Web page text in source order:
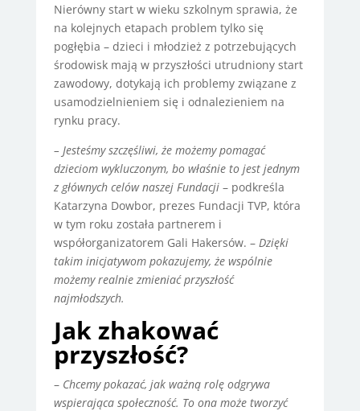
Nierówny start w wieku szkolnym sprawia, że
na kolejnych etapach problem tylko się
pogłębia – dzieci i młodzież z potrzebujących
środowisk mają w przyszłości utrudniony start
zawodowy, dotykają ich problemy związane z
usamodzielnieniem się i odnalezieniem na
rynku pracy.
– Jesteśmy szczęśliwi, że możemy pomagać
dzieciom wykluczonym, bo właśnie to jest jednym
z głównych celów naszej Fundacji – podkreśla
Katarzyna Dowbor, prezes Fundacji TVP, która
w tym roku została partnerem i
współorganizatorem Gali Hakersów. –Dzięki
takim inicjatywom pokazujemy, że wspólnie
możemy realnie zmieniać przyszłość
najmłodszych.
Jak zhakować
przyszłość?
– Chcemy pokazać, jak ważną rolę odgrywa
wspierająca społeczność. To ona może tworzyć